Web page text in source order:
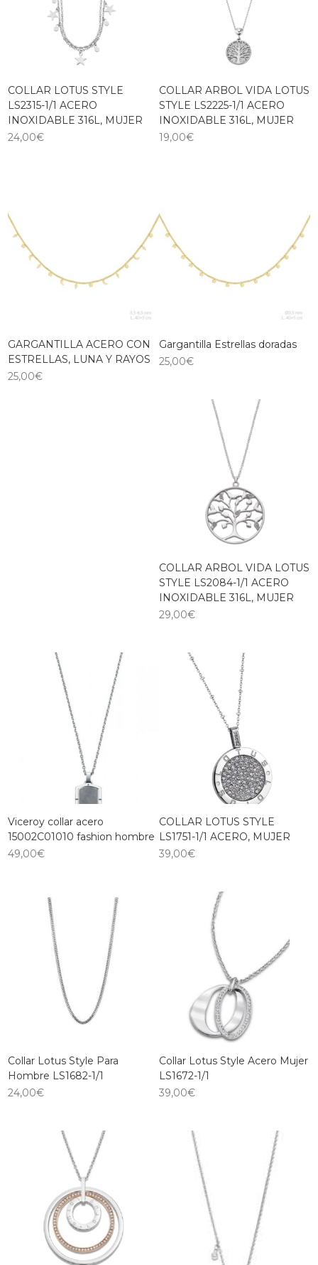
COLLAR LOTUS STYLE
LS2315-1/1 ACERO
INOXIDABLE 316L, MUJER
24,00€
COLLAR ARBOL VIDA LOTUS
STYLE LS2225-1/1 ACERO
INOXIDABLE 316L, MUJER
19,00€
GARGANTILLA ACERO CON
ESTRELLAS, LUNA Y RAYOS
25,00€
Gargantilla Estrellas doradas
25,00€
COLLAR ARBOL VIDA LOTUS
STYLE LS2084-1/1 ACERO
INOXIDABLE 316L, MUJER
29,00€
Viceroy collar acero
15002C01010 fashion hombre
49,00€
COLLAR LOTUS STYLE
LS1751-1/1 ACERO, MUJER
39,00€
Collar Lotus Style Para
Hombre LS1682-1/1
24,00€
Collar Lotus Style Acero Mujer
LS1672-1/1
39,00€